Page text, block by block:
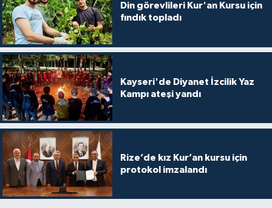
Din görevlileri Kur'an Kursu için
fındık topladı
Kayseri'de Diyanet İzcilik Yaz
Kampı ateşi yandı
Rize’de kız Kur’an kursu için
protokol imzalandı
Kastamonu Müftülüğü
Kayseri Müftülüğü
Kilis Müftülüğü
Kırıkkale Müftülüğü
Kırklareli Müftülüğü
Kırşehir Müftülüğü
Kocaeli Müftülüğü